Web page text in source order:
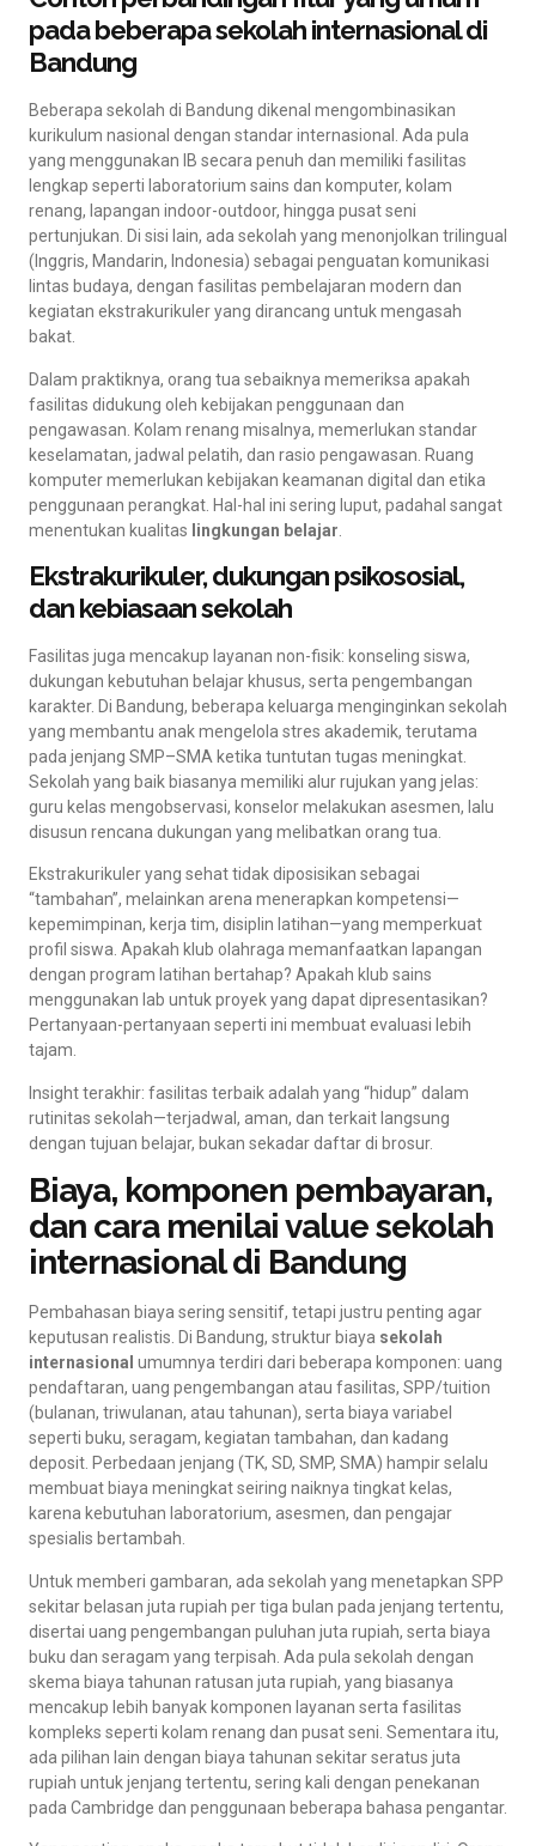
pada beberapa sekolah internasional di
Bandung
Beberapa sekolah di Bandung dikenal mengombinasikan
kurikulum nasional dengan standar internasional. Ada pula
yang menggunakan IB secara penuh dan memiliki fasilitas
lengkap seperti laboratorium sains dan komputer, kolam
renang, lapangan indoor-outdoor, hingga pusat seni
pertunjukan. Di sisi lain, ada sekolah yang menonjolkan trilingual
(Inggris, Mandarin, Indonesia) sebagai penguatan komunikasi
lintas budaya, dengan fasilitas pembelajaran modern dan
kegiatan ekstrakurikuler yang dirancang untuk mengasah
bakat.
Dalam praktiknya, orang tua sebaiknya memeriksa apakah
fasilitas didukung oleh kebijakan penggunaan dan
pengawasan. Kolam renang misalnya, memerlukan standar
keselamatan, jadwal pelatih, dan rasio pengawasan. Ruang
komputer memerlukan kebijakan keamanan digital dan etika
penggunaan perangkat. Hal-hal ini sering luput, padahal sangat
menentukan kualitas lingkungan belajar
Ekstrakurikuler, dukungan psikososial,
dan kebiasaan sekolah
Fasilitas juga mencakup layanan non-fisik: konseling siswa,
dukungan kebutuhan belajar khusus, serta pengembangan
karakter. Di Bandung, beberapa keluarga menginginkan sekolah
yang membantu anak mengelola stres akademik, terutama
pada jenjang SMP–SMA ketika tuntutan tugas meningkat.
Sekolah yang baik biasanya memiliki alur rujukan yang jelas:
guru kelas mengobservasi, konselor melakukan asesmen, lalu
disusun rencana dukungan yang melibatkan orang tua.
Ekstrakurikuler yang sehat tidak diposisikan sebagai
“tambahan”, melainkan arena menerapkan kompetensi—
kepemimpinan, kerja tim, disiplin latihan—yang memperkuat
profil siswa. Apakah klub olahraga memanfaatkan lapangan
dengan program latihan bertahap? Apakah klub sains
menggunakan lab untuk proyek yang dapat dipresentasikan?
Pertanyaan-pertanyaan seperti ini membuat evaluasi lebih
tajam.
Insight terakhir: fasilitas terbaik adalah yang “hidup” dalam
rutinitas sekolah—terjadwal, aman, dan terkait langsung
dengan tujuan belajar, bukan sekadar daftar di brosur.
Biaya, komponen pembayaran,
dan cara menilai value sekolah
internasional di Bandung
Pembahasan biaya sering sensitif, tetapi justru penting agar
keputusan realistis. Di Bandung, struktur biaya sekolah
internasional umumnya terdiri dari beberapa komponen: uang
pendaftaran, uang pengembangan atau fasilitas, SPP/tuition
(bulanan, triwulanan, atau tahunan), serta biaya variabel
seperti buku, seragam, kegiatan tambahan, dan kadang
deposit. Perbedaan jenjang (TK, SD, SMP, SMA) hampir selalu
membuat biaya meningkat seiring naiknya tingkat kelas,
karena kebutuhan laboratorium, asesmen, dan pengajar
spesialis bertambah.
Untuk memberi gambaran, ada sekolah yang menetapkan SPP
sekitar belasan juta rupiah per tiga bulan pada jenjang tertentu,
disertai uang pengembangan puluhan juta rupiah, serta biaya
buku dan seragam yang terpisah. Ada pula sekolah dengan
skema biaya tahunan ratusan juta rupiah, yang biasanya
mencakup lebih banyak komponen layanan serta fasilitas
kompleks seperti kolam renang dan pusat seni. Sementara itu,
ada pilihan lain dengan biaya tahunan sekitar seratus juta
rupiah untuk jenjang tertentu, sering kali dengan penekanan
pada Cambridge dan penggunaan beberapa bahasa pengantar.